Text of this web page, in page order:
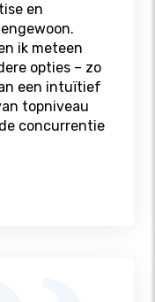
en
ik meteen
opties – zo
een intuïtief
topniveau
concurrentie